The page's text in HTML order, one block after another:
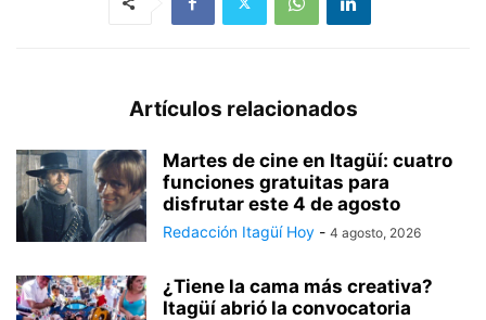
Artículos relacionados
Martes de cine en Itagüí: cuatro
funciones gratuitas para
disfrutar este 4 de agosto
Redacción Itagüí Hoy - 4 agosto, 2026
¿Tiene la cama más creativa?
Itagüí abrió la convocatoria